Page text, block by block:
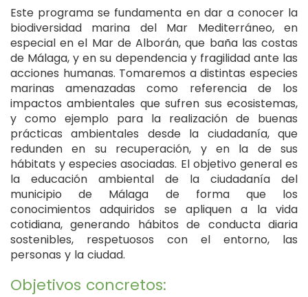
Este programa se fundamenta en dar a conocer la
biodiversidad marina del Mar Mediterráneo, en
especial en el Mar de Alborán, que baña las costas
de Málaga, y en su dependencia y fragilidad ante las
acciones humanas. Tomaremos a distintas especies
marinas amenazadas como referencia de los
impactos ambientales que sufren sus ecosistemas,
y como ejemplo para la realización de buenas
prácticas ambientales desde la ciudadanía, que
redunden en su recuperación, y en la de sus
hábitats y especies asociadas. El objetivo general es
la educación ambiental de la ciudadanía del
municipio de Málaga de forma que los
conocimientos adquiridos se apliquen a la vida
cotidiana, generando hábitos de conducta diaria
sostenibles, respetuosos con el entorno, las
personas y la ciudad.
Objetivos concretos: